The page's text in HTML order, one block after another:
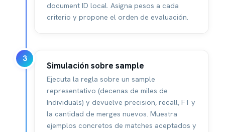
document ID local. Asigna pesos a cada
criterio y propone el orden de evaluación.
3
Simulación sobre sample
Ejecuta la regla sobre un sample
representativo (decenas de miles de
Individuals) y devuelve precision, recall, F1 y
la cantidad de merges nuevos. Muestra
ejemplos concretos de matches aceptados y